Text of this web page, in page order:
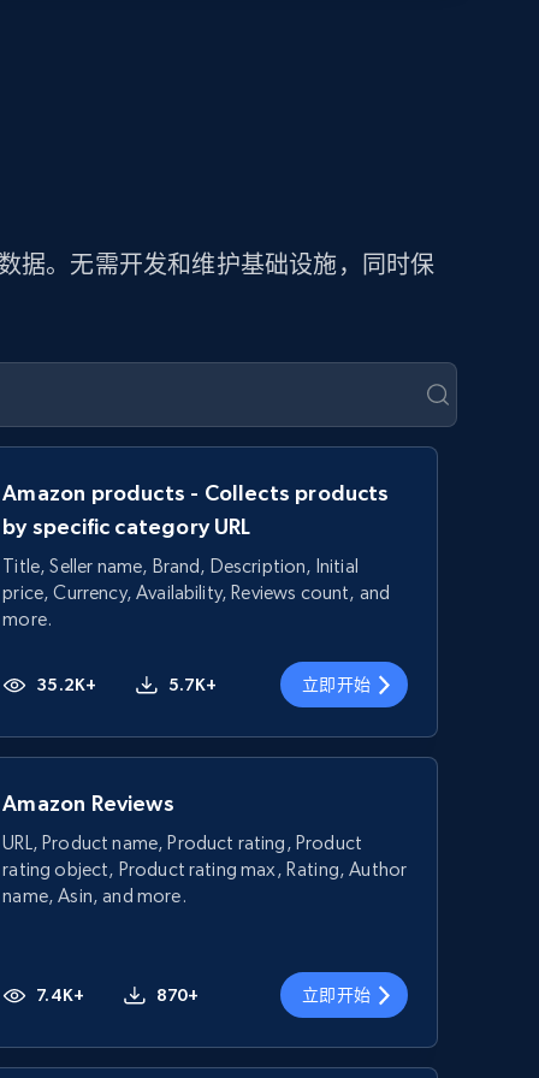
据。无需开发和维护基础设施，同时保
Amazon products - Collects products
by specific category URL
Title, Seller name, Brand, Description, Initial
price, Currency, Availability, Reviews count, and
more.
35.2K+ 5.7K+ 立即开始
Amazon Reviews
URL, Product name, Product rating, Product
rating object, Product rating max, Rating, Author
name, Asin, and more.
7.4K+ 870+ 立即开始